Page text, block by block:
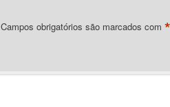
Campos obrigatórios são marcados com *